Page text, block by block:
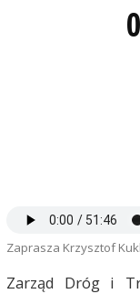
Zaprasza Krzysztof
Zarząd Dróg i